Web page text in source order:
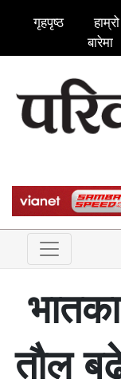
गृहपृष्ठ
हाम्रो
बारेमा
तौल